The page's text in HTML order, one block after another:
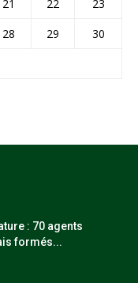
21 22
23
28 29
30
: 70 agents
formés...